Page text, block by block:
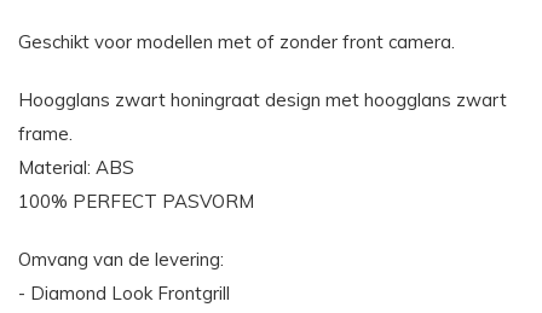
Geschikt voor modellen met of zonder front camera.
Hoogglans zwart honingraat design met hoogglans zwart
frame.
Material: ABS
100% PERFECT PASVORM
Omvang van de levering:
- Diamond Look Frontgrill